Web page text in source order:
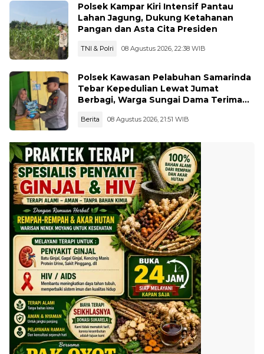
Polsek Kampar Kiri Intensif Pantau
Lahan Jagung, Dukung Ketahanan
Pangan dan Asta Cita Presiden
TNI & Polri 08 Agustus 2026, 22:38 WIB
Polsek Kawasan Pelabuhan Samarinda
Tebar Kepedulian Lewat Jumat
Berbagi, Warga Sungai Dama Terima
Berita 08 Agustus 2026, 21:51 WIB